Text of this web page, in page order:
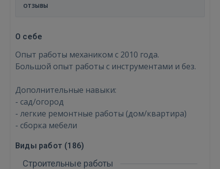
ОТЗЫВЫ
О себе
Опыт работы механиком с 2010 года.
Большой опыт работы с инструментами и без.
Дополнительные навыки:
- сад/огород
- легкие ремонтные работы (дом/квартира)
- сборка мебели
Виды работ (186)
Строительные работы